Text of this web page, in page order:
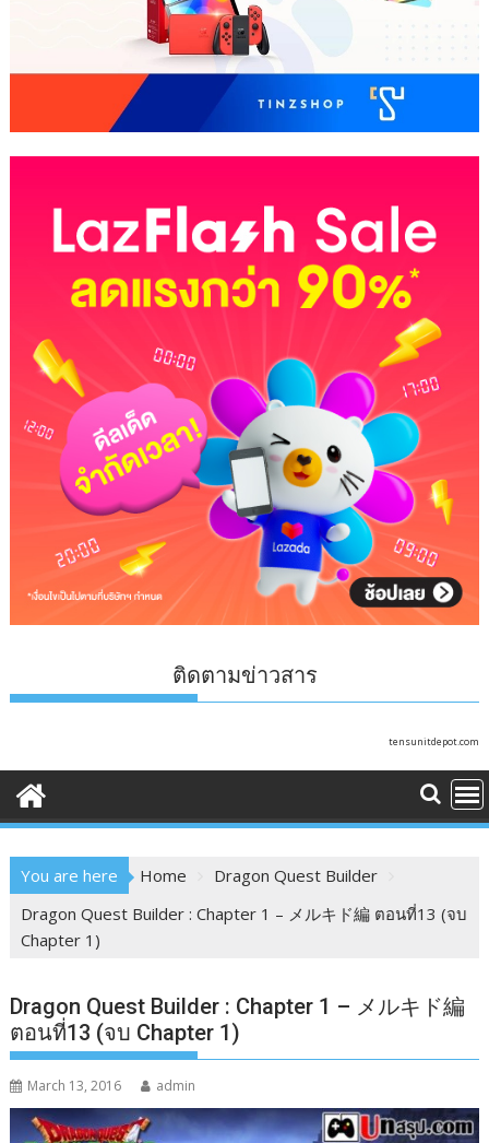
ติดตามข่าวสาร
tensunitdepot.com
You are here Home
Dragon Quest Builder
Dragon Quest Builder : Chapter 1 – メルキド編 ตอนที่13 (จบ
Chapter 1)
Dragon Quest Builder : Chapter 1 – メルキド編
ตอนที่13 (จบ Chapter 1)
March 13, 2016 admin